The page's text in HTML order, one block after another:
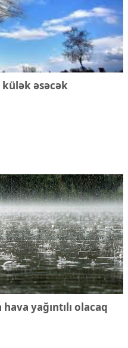
əsəcək
yağıntılı olacaq